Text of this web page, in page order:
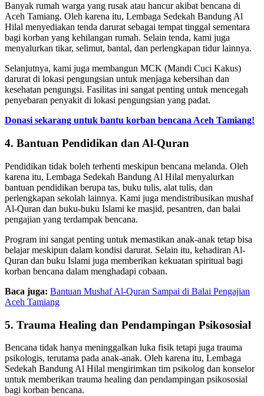
Banyak rumah warga yang rusak atau hancur akibat bencana di
Aceh Tamiang. Oleh karena itu, Lembaga Sedekah Bandung Al
Hilal menyediakan tenda darurat sebagai tempat tinggal sementara
bagi korban yang kehilangan rumah. Selain tenda, kami juga
menyalurkan tikar, selimut, bantal, dan perlengkapan tidur lainnya.
Selanjutnya, kami juga membangun MCK (Mandi Cuci Kakus)
darurat di lokasi pengungsian untuk menjaga kebersihan dan
kesehatan pengungsi. Fasilitas ini sangat penting untuk mencegah
penyebaran penyakit di lokasi pengungsian yang padat.
Donasi sekarang untuk bantu korban bencana Aceh Tamiang!
4. Bantuan Pendidikan dan Al-Quran
Pendidikan tidak boleh terhenti meskipun bencana melanda. Oleh
karena itu, Lembaga Sedekah Bandung Al Hilal menyalurkan
bantuan pendidikan berupa tas, buku tulis, alat tulis, dan
perlengkapan sekolah lainnya. Kami juga mendistribusikan mushaf
Al-Quran dan buku-buku Islami ke masjid, pesantren, dan balai
pengajian yang terdampak bencana.
Program ini sangat penting untuk memastikan anak-anak tetap bisa
belajar meskipun dalam kondisi darurat. Selain itu, kehadiran Al-
Quran dan buku Islami juga memberikan kekuatan spiritual bagi
korban bencana dalam menghadapi cobaan.
Baca juga: Bantuan Mushaf Al-Quran Sampai di Balai Pengajian
Aceh Tamiang
5. Trauma Healing dan Pendampingan Psikososial
Bencana tidak hanya meninggalkan luka fisik tetapi juga trauma
psikologis, terutama pada anak-anak. Oleh karena itu, Lembaga
Sedekah Bandung Al Hilal mengirimkan tim psikolog dan konselor
untuk memberikan trauma healing dan pendampingan psikososial
bagi korban bencana.